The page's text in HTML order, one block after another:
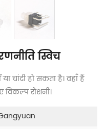
स्विच
चांदी हो सकता है। वहाँ हैं
रोशनी।